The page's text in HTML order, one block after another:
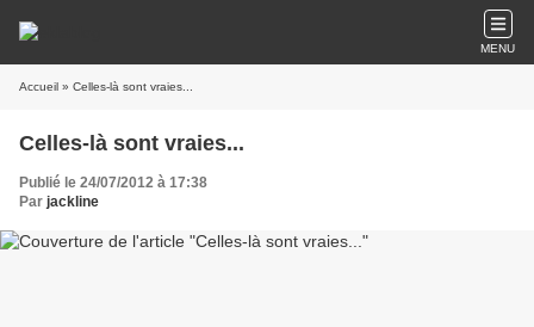
MENU
Accueil » Celles-là sont vraies...
Celles-là sont vraies...
Publié le 24/07/2012 à 17:38
Par jackline